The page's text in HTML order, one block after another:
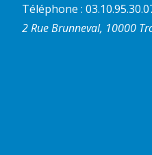
Téléphone :
2 Rue Brunneval, 10000